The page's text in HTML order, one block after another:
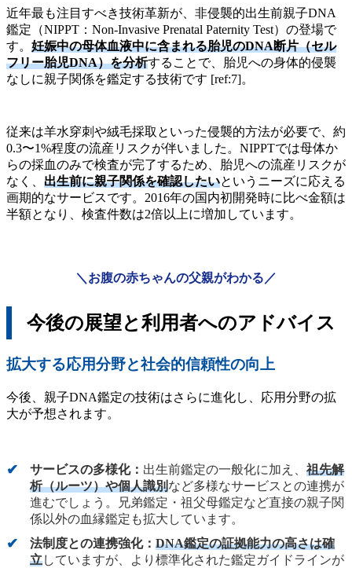
近年最も注目すべき技術革新が、非侵襲的出生前親子DNA
鑑定（NIPPT：Non-Invasive Prenatal Paternity Test）の登場で
す。 妊娠中の母体血液中に含まれる胎児のDNA断片（セル
フリー胎児DNA）を分析することで、胎児への身体的侵襲
なしに親子関係を鑑定する技術です [ref:7]。
従来は羊水穿刺や絨毛採取といった侵襲的方法が必要で、約
0.3〜1%程度の流産リスクが伴いました。NIPPTでは母体か
らの採血のみで検査が完了するため、胎児への流産リスクが
なく、 出生前に親子関係を確認したいというニーズに応える
画期的なサービスです。2016年の国内初開発時に比べ金額は
半額となり、検査件数は2倍以上に増加しています。
＼お腹の赤ちゃんの父親がわかる／
今後の展望と利用者へのアドバイス
拡大する応用分野と社会的信頼性の向上
今後、親子DNA鑑定の技術はさらに進化し、応用分野の拡
大が予想されます。
サービスの多様化： 出生前鑑定の一般化に加え、 祖先解
析（ルーツ）や個人識別など多様なサービスとの連携が
進むでしょう。兄弟鑑定・祖父母鑑定など直接の親子関
係以外の血縁鑑定も拡大しています。
法制度との連携強化： DNA鑑定の証拠能力の高さは確
立していますが、より標準化された鑑定ガイドラインが